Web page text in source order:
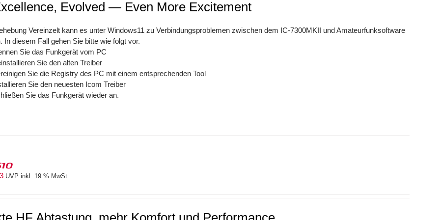
Evolved — Even More Excitement
Vereinzelt kann es unter Windows11 zu Verbindungsproblemen zwischen dem IC-7300MKII und Amateurfunksoftware
In diesem Fall gehen Sie bitte wie folgt vor.
Sie das Funkgerät vom PC
Sie den alten Treiber
Sie die Registry des PC mit einem entsprechenden Tool
Sie den neuesten Icom Treiber
Sie das Funkgerät wieder an.
UVP inkl. 19 % MwSt.